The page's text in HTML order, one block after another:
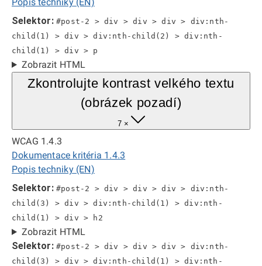
Selektor: #post-2 > div > div > div > div:nth-
child(1) > div > div:nth-child(2) > div:nth-
child(1) > div > p
Zobrazit HTML
Zkontrolujte kontrast velkého textu
(obrázek pozadí)
7 ×
WCAG 1.4.3
Dokumentace kritéria 1.4.3
Popis techniky (EN)
Selektor: #post-2 > div > div > div > div:nth-
child(3) > div > div:nth-child(1) > div:nth-
child(1) > div > h2
Zobrazit HTML
Selektor: #post-2 > div > div > div > div:nth-
child(3) > div > div:nth-child(1) > div:nth-